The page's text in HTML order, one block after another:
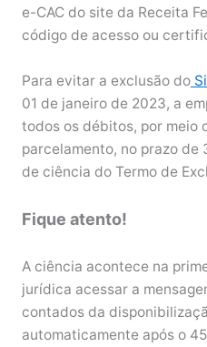
e-CAC do site da Receita
código de acesso ou
Para evitar a exclusão do
01 de janeiro de 2023, a
todos os débitos, por meio
parcelamento, no prazo
de ciência do Termo de
Fique atento!
A ciência acontece na
jurídica acessar a
contados da
automaticamente após o